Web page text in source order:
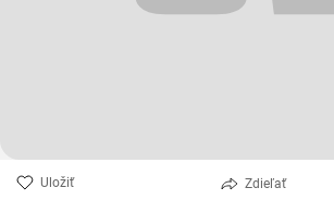
Uložiť Zdieľať